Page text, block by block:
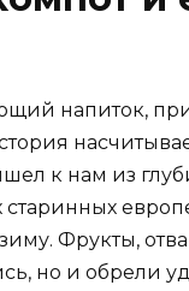
напиток,
к нам из
Фрукты,
но и обрели